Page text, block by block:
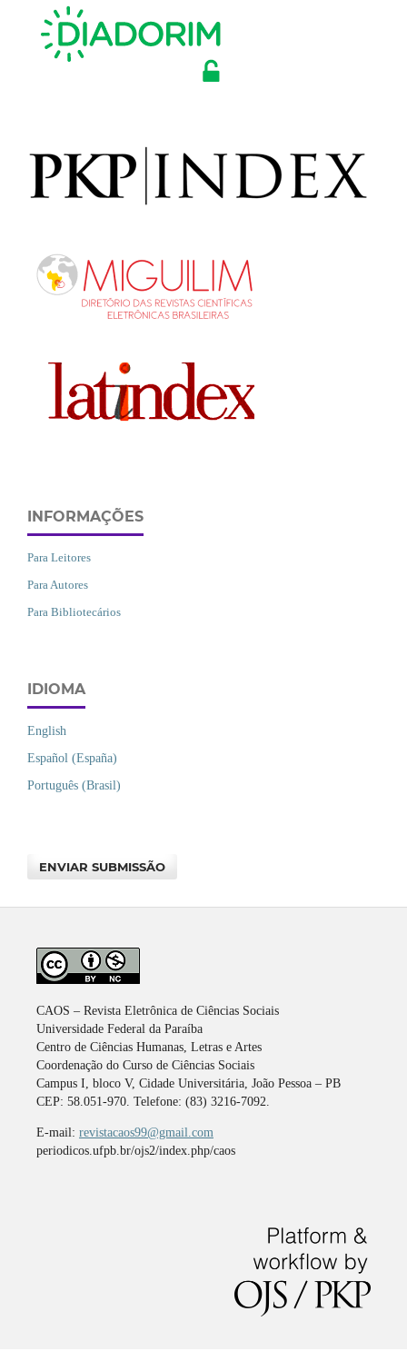
INFORMAÇÕES
Para Leitores
Para Autores
Para Bibliotecários
IDIOMA
English
Español (España)
Português (Brasil)
ENVIAR SUBMISSÃO
CAOS – Revista Eletrônica de Ciências Sociais
Universidade Federal da Paraíba
Centro de Ciências Humanas, Letras e Artes
Coordenação do Curso de Ciências Sociais
Campus I, bloco V, Cidade Universitária, João Pessoa – PB
CEP: 58.051-970. Telefone: (83) 3216-7092.
E-mail: revistacaos99@gmail.com
periodicos.ufpb.br/ojs2/index.php/caos